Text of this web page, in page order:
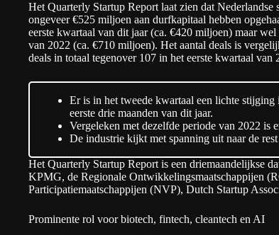
Het Quarterly Startup Report laat zien dat
ongeveer €525 miljoen aan durfkapitaal hebben
eerste kwartaal van dit jaar (ca. €420 miljoen) maar
van 2022 (ca. €710 miljoen). Het aantal deals is
deals in totaal tegenover 107 in het eerste kwartaal van
Er is in het tweede kwartaal een lichte
eerste drie maanden van dit jaar.
Vergeleken met dezelfde periode van 2022 is
De industrie kijkt met spanning uit naar de
Het Quarterly Startup Report is een driemaandelijkse
KPMG, de Regionale Ontwikkelingsmaatschappijen (
Participatiemaatschappijen (NVP), Dutch Startup
Prominente rol voor biotech, fintech, cleantech en AI